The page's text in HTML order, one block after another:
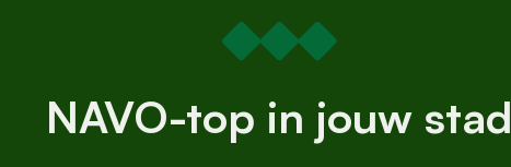
NAVO-top in jouw stad